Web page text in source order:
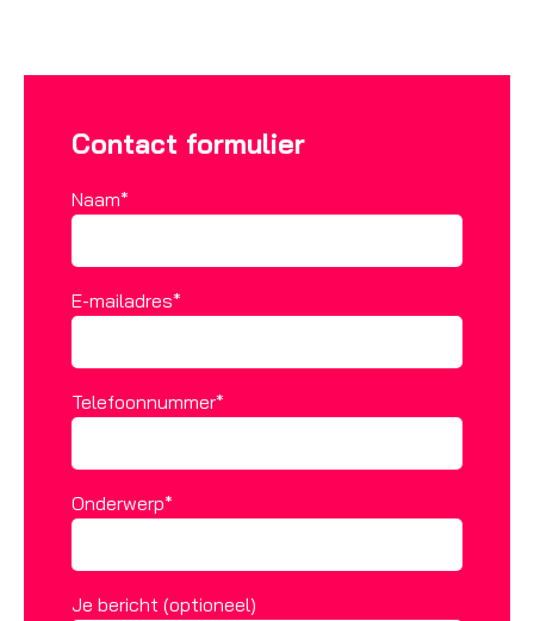
Contact formulier
Naam*
E-mailadres*
Telefoonnummer*
Onderwerp*
Je bericht (optioneel)